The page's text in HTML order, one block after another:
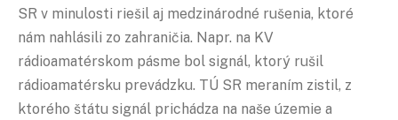
SR v minulosti riešil aj medzinárodné rušenia, ktoré
nám nahlásili zo zahraničia. Napr. na KV
rádioamatérskom pásme bol signál, ktorý rušil
rádioamatérsku prevádzku. TÚ SR meraním zistil, z
ktorého štátu signál prichádza na naše územie a